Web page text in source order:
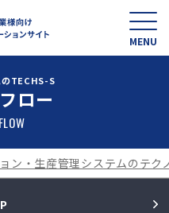
中小製造業様向け
MENU
ロー
のTECHS-S
ン・生産管理システムのテク